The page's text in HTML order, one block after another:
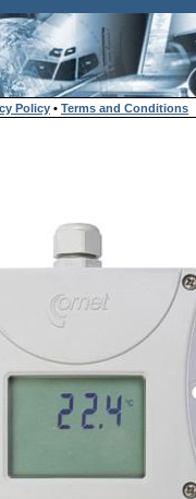
Policy • Terms and Conditions